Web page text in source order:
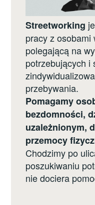
Streetworking
pracy z osobami
polegającą na
potrzebujących i
przebywania.
Pomagamy
bezdomności,
uzależnionym,
przemocy
Chodzimy po
poszukiwaniu
nie dociera